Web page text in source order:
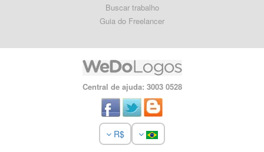
Buscar trabalho
Guia do Freelancer
Central de ajuda: 3003 0528
R$